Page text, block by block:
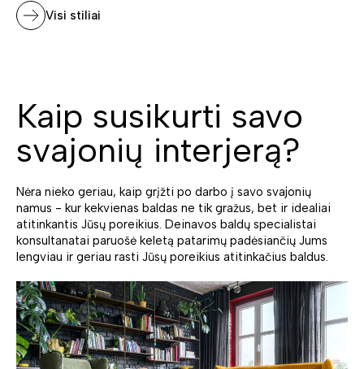
Visi stiliai
Kaip susikurti savo
svajonių interjerą?
Nėra nieko geriau, kaip grįžti po darbo į savo svajonių
namus - kur kekvienas baldas ne tik gražus, bet ir idealiai
atitinkantis Jūsų poreikius. Deinavos baldų specialistai
konsultanatai paruošė keletą patarimų padėsiančių Jums
lengviau ir geriau rasti Jūsų poreikius atitinkačius baldus.